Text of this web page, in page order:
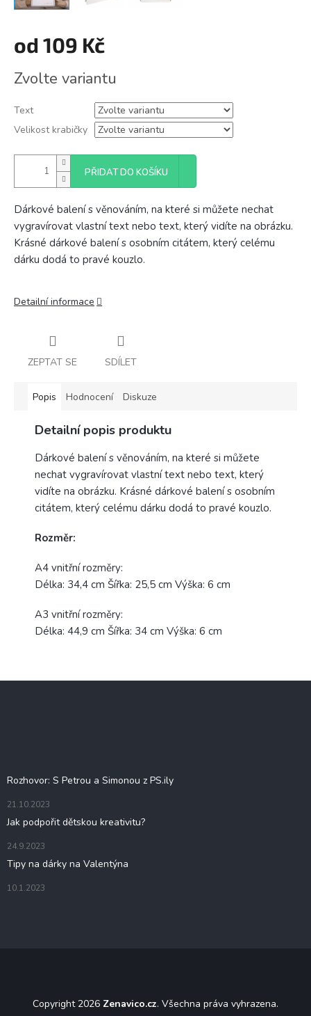
od 109 Kč
cena:
Zvolte variantu
Text
Velikost krabičky
PŘIDAT DO KOŠÍKU
Dárkové balení s věnováním, na které si můžete nechat
vygravírovat vlastní text nebo text, který vidíte na obrázku.
Krásné dárkové balení s osobním citátem, který celému
dárku dodá to pravé kouzlo.
Detailní informace
ZEPTAT SE SDÍLET
Popis Hodnocení Diskuze
Detailní popis produktu
Dárkové balení s věnováním, na které si můžete
nechat vygravírovat vlastní text nebo text, který
vidíte na obrázku. Krásné dárkové balení s osobním
citátem, který celému dárku dodá to pravé kouzlo.
Rozměr:
A4 vnitřní rozměry:
Délka: 34,4 cm Šířka: 25,5 cm Výška: 6 cm
A3 vnitřní rozměry:
Délka: 44,9 cm Šířka: 34 cm Výška: 6 cm
Rozhovor: S Petrou a Simonou z PS.ily
21.10.2023
Jak podpořit dětskou kreativitu?
24.9.2023
Tipy na dárky na Valentýna
10.1.2023
Copyright 2026 Zenavico.cz. Všechna práva vyhrazena.